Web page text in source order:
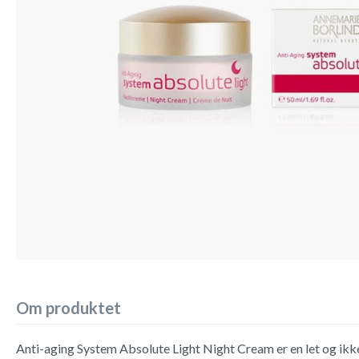
Om produktet
Anti-aging System Absolute Light Night Cream er en let og